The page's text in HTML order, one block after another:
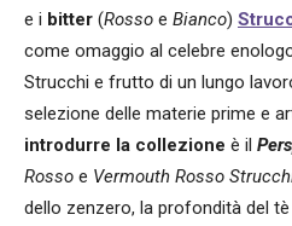
e i bitter (Rosso e Bianco)
come omaggio al celebre
Strucchi e frutto di un lungo
selezione delle materie prime e
introdurre la collezione è il
Rosso e Vermouth Rosso
dello zenzero, la profondità del